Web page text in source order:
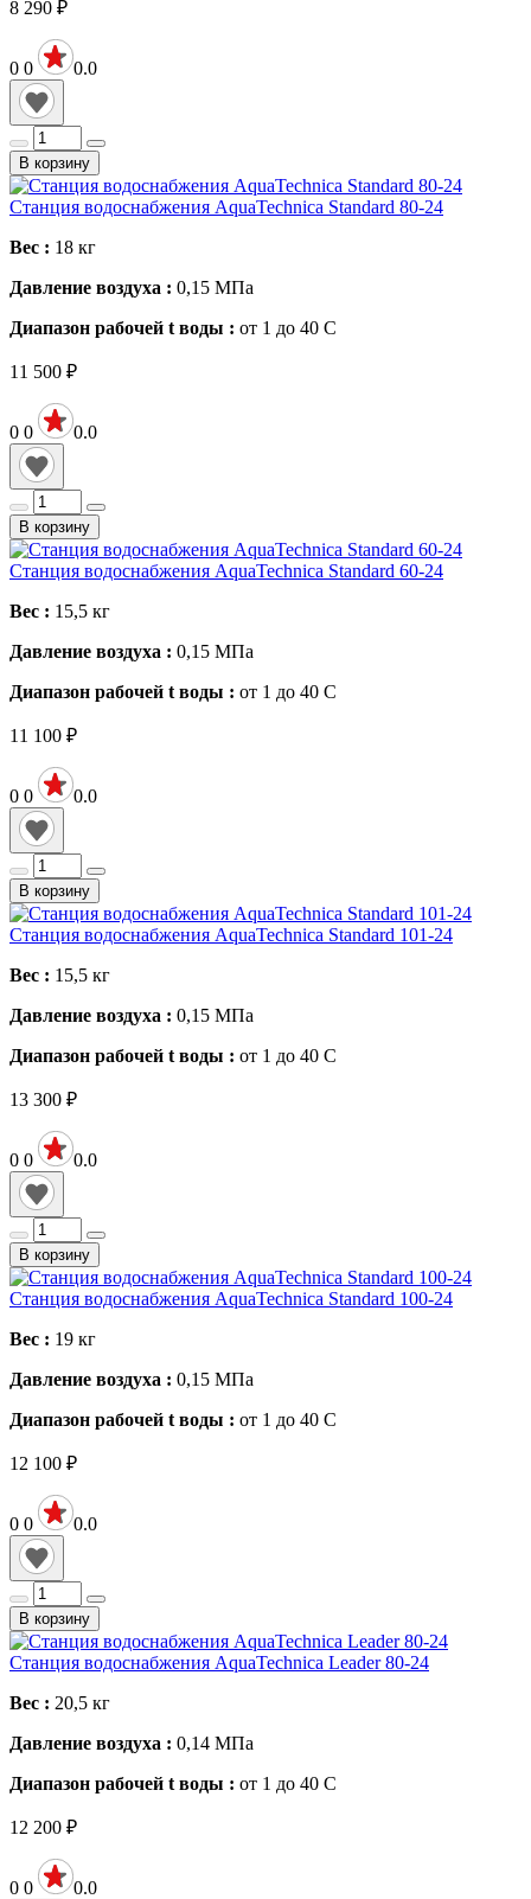
8 290 ₽
0 0 0.0
В корзину
Станция водоснабжения AquaTechnica Standard 80-24
Вес : 18 кг
Давление воздуха : 0,15 МПа
Диапазон рабочей t воды : от 1 до 40 С
11 500 ₽
0 0 0.0
В корзину
Станция водоснабжения AquaTechnica Standard 60-24
Вес : 15,5 кг
Давление воздуха : 0,15 МПа
Диапазон рабочей t воды : от 1 до 40 С
11 100 ₽
0 0 0.0
В корзину
Станция водоснабжения AquaTechnica Standard 101-24
Вес : 15,5 кг
Давление воздуха : 0,15 МПа
Диапазон рабочей t воды : от 1 до 40 С
13 300 ₽
0 0 0.0
В корзину
Станция водоснабжения AquaTechnica Standard 100-24
Вес : 19 кг
Давление воздуха : 0,15 МПа
Диапазон рабочей t воды : от 1 до 40 С
12 100 ₽
0 0 0.0
В корзину
Станция водоснабжения AquaTechnica Leader 80-24
Вес : 20,5 кг
Давление воздуха : 0,14 МПа
Диапазон рабочей t воды : от 1 до 40 С
12 200 ₽
0 0 0.0